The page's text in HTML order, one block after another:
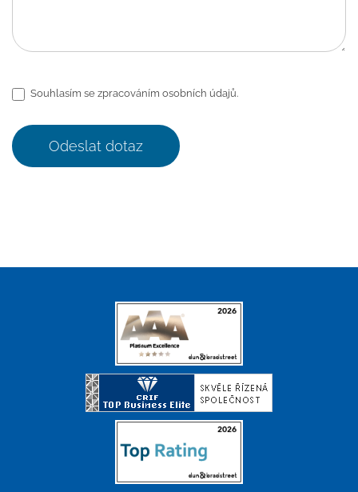
Souhlasím se zpracováním osobních údajů.
Odeslat dotaz